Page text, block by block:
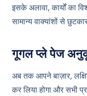
इसके अलावा, कार्यों का
सामान्य वाक्यांशों से
गूगल प्ले पेज
अब तक आपने बाज़ार,
कर लिया होगा और सभी